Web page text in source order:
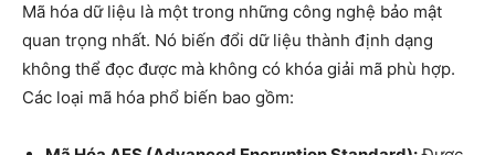
Mã hóa dữ liệu là một trong những công nghệ bảo mật
quan trọng nhất. Nó biến đổi dữ liệu thành định dạng
không thể đọc được mà không có khóa giải mã phù hợp.
Các loại mã hóa phổ biến bao gồm: